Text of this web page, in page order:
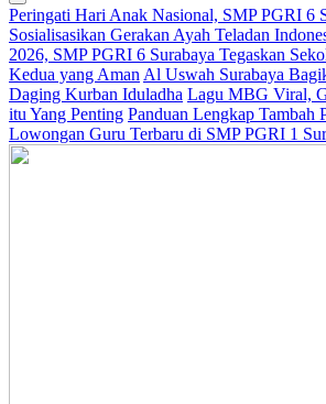
Peringati Hari Anak Nasional, SMP PGRI 6
Sosialisasikan Gerakan Ayah Teladan
2026, SMP PGRI 6 Surabaya Tegaskan
Kedua yang Aman Al Uswah Surabaya
Daging Kurban Iduladha Lagu MBG Viral,
itu Yang Penting Panduan Lengkap
Lowongan Guru Terbaru di SMP PGRI 1